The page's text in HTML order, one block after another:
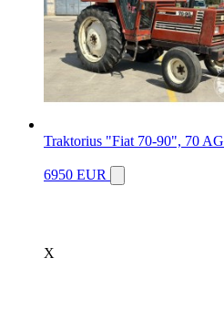
Traktorius "Fiat 70-90", 70 AG
6950 EUR
X